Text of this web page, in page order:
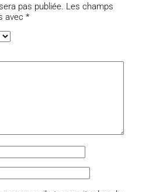
pas publiée. Les champs
avec *